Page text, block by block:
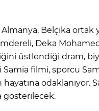
Belçika ortak
Deka
üstlendiği dram,
filmi, sporcu
odaklanıyor.
gösterilecek.